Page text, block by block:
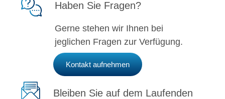
Haben Sie Fragen?
Gerne stehen wir Ihnen bei
jeglichen Fragen zur Verfügung.
Kontakt aufnehmen
Bleiben Sie auf dem Laufenden